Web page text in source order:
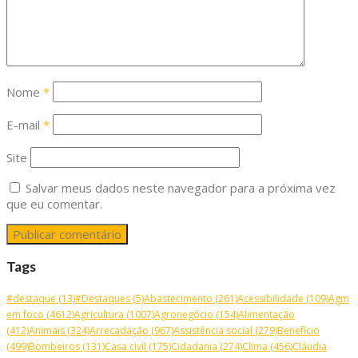
Nome *
E-mail *
Site
Salvar meus dados neste navegador para a próxima vez
que eu comentar.
Tags
#destaque (13)#Destaques (5)Abastecimento (261)Acessibilidade (109)Agm
em foco (4612)Agricultura (1007)Agronegócio (154)Alimentação
(412)Animais (324)Arrecadação (967)Assistência social (279)Benefício
(499)Bombeiros (131)Casa civil (175)Cidadania (274)Clima (456)Cláudia